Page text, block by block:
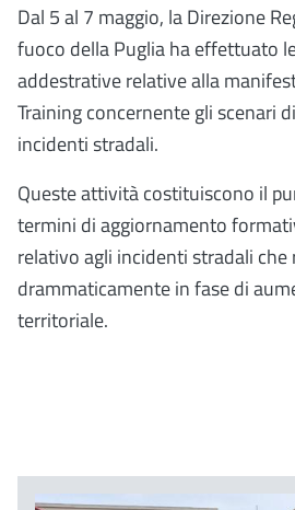
Dal 5 al 7 maggio, la Direzione
fuoco della Puglia ha effettuato
addestrative relative alla
Training concernente gli scenari
incidenti stradali.
Queste attività costituiscono il
termini di aggiornamento
relativo agli incidenti stradali che
drammaticamente in fase di
territoriale.